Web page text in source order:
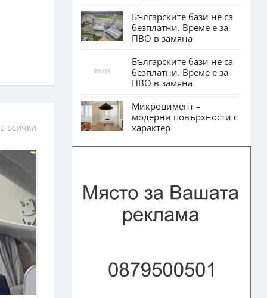
всички
Българските бази не са
безплатни. Време е за
ПВО в замяна
Българските бази не са
безплатни. Време е за
ПВО в замяна
Микроцимент –
модерни повърхности с
характер